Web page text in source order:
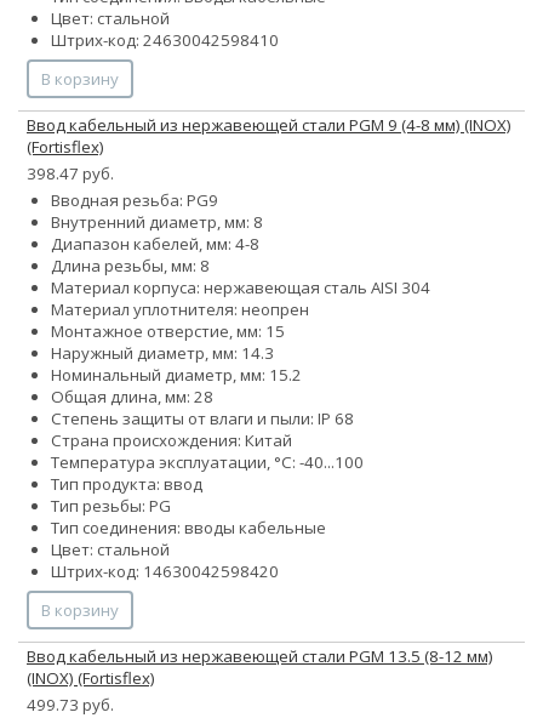
Цвет: стальной
Штрих-код: 24630042598410
В корзину
Ввод кабельный из нержавеющей стали PGМ 9 (4-8 мм) (INOX)
(Fortisflex)
398.47 руб.
Вводная резьба: PG9
Внутренний диаметр, мм: 8
Диапазон кабелей, мм: 4-8
Длина резьбы, мм: 8
Материал корпуса: нержавеющая сталь AISI 304
Материал уплотнителя: неопрен
Монтажное отверстие, мм: 15
Наружный диаметр, мм: 14.3
Номинальный диаметр, мм: 15.2
Общая длина, мм: 28
Степень защиты от влаги и пыли: IP 68
Страна происхождения: Китай
Температура эксплуатации, °С: -40...100
Тип продукта: ввод
Тип резьбы: PG
Тип соединения: вводы кабельные
Цвет: стальной
Штрих-код: 14630042598420
В корзину
Ввод кабельный из нержавеющей стали PGМ 13.5 (8-12 мм)
(INOX) (Fortisflex)
499.73 руб.